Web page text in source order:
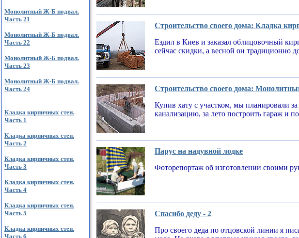
Монолитный Ж-Б подвал.
Часть 21
Монолитный Ж-Б подвал.
Часть 22
Монолитный Ж-Б подвал.
Часть 23
Монолитный Ж-Б подвал.
Часть 24
Кладка кирпичных стен.
Часть 1
Кладка кирпичных стен.
Часть 2
Кладка кирпичных стен.
Часть 3
Кладка кирпичных стен.
Часть 4
Кладка кирпичных стен.
Часть 5
Кладка кирпичных стен.
Часть 6
Строительство своего дома: Кладка
Ездил в Киев и заказал облицовочный
сейчас скидки, а весной он традиционно
Строительство своего дома:
Купив хату с участком, мы планировали
канализацию, за лето построить гараж и
Парус на надувной лодке
Фоторепортаж об изготовлении своими
Спасибо деду - 2
Про своего деда по отцовской линии я